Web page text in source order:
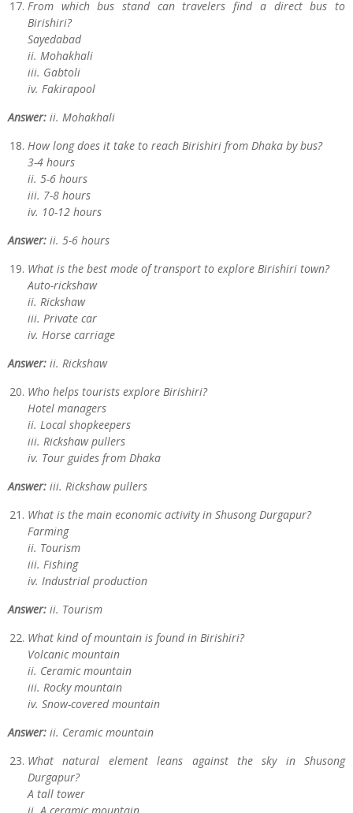
From which bus stand can travelers find a direct bus to
Birishiri?
Sayedabad
ii. Mohakhali
iii. Gabtoli
iv. Fakirapool
Answer: ii. Mohakhali
How long does it take to reach Birishiri from Dhaka by bus?
3-4 hours
ii. 5-6 hours
iii. 7-8 hours
iv. 10-12 hours
Answer: ii. 5-6 hours
What is the best mode of transport to explore Birishiri town?
Auto-rickshaw
ii. Rickshaw
iii. Private car
iv. Horse carriage
Answer: ii. Rickshaw
Who helps tourists explore Birishiri?
Hotel managers
ii. Local shopkeepers
iii. Rickshaw pullers
iv. Tour guides from Dhaka
Answer: iii. Rickshaw pullers
What is the main economic activity in Shusong Durgapur?
Farming
ii. Tourism
iii. Fishing
iv. Industrial production
Answer: ii. Tourism
What kind of mountain is found in Birishiri?
Volcanic mountain
ii. Ceramic mountain
iii. Rocky mountain
iv. Snow-covered mountain
Answer: ii. Ceramic mountain
What natural element leans against the sky in Shusong
Durgapur?
A tall tower